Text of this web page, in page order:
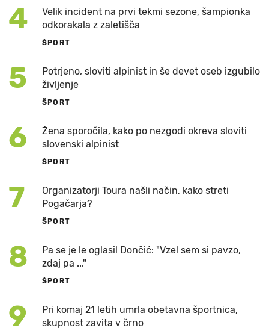
4
Velik incident na prvi tekmi sezone, šampionka
odkorakala z zaletišča
ŠPORT
5
Potrjeno, sloviti alpinist in še devet oseb izgubilo
življenje
ŠPORT
6
Žena sporočila, kako po nezgodi okreva sloviti
slovenski alpinist
ŠPORT
7
Organizatorji Toura našli način, kako streti
Pogačarja?
ŠPORT
8
Pa se je le oglasil Dončić: "Vzel sem si pavzo,
zdaj pa ..."
ŠPORT
9
Pri komaj 21 letih umrla obetavna športnica,
skupnost zavita v črno